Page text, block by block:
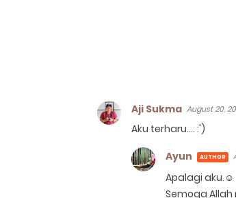
Aji Sukma August 20,
Aku terharu.... :')
Ayun
Apalagi aku.☺
Semoga